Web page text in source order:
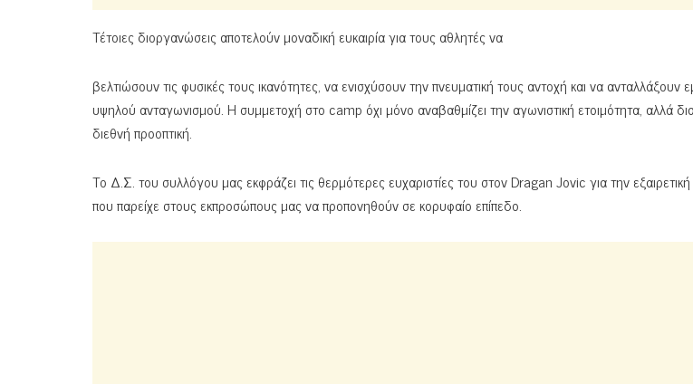
Τέτοιες διοργανώσεις αποτελούν μοναδική ευκαιρία για τους αθλητές να
βελτιώσουν τις φυσικές τους ικανότητες, να ενισχύσουν την πνευματική τους αντοχή και να ανταλλάξουν
υψηλού ανταγωνισμού. Η συμμετοχή στο camp όχι μόνο αναβαθμίζει την αγωνιστική ετοιμότητα, αλλά
διεθνή προοπτική.
Το Δ.Σ. του συλλόγου μας εκφράζει τις θερμότερες ευχαριστίες του στον Dragan Jovic για την εξαιρετική
που παρείχε στους εκπροσώπους μας να προπονηθούν σε κορυφαίο επίπεδο.